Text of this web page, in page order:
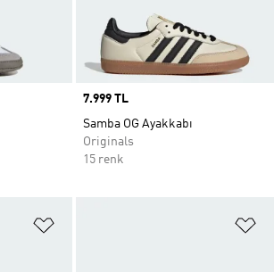
Price
7.999 TL
Samba OG Ayakkabı
Originals
15 renk